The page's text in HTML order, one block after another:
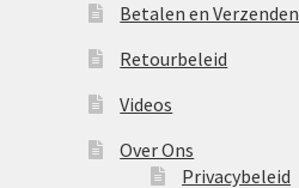
Betalen en Verzenden
Retourbeleid
Videos
Over Ons
Privacybeleid